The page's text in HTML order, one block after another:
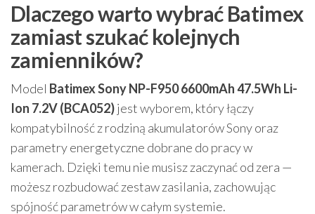
Dlaczego warto wybrać Batimex
zamiast szukać kolejnych
zamienników?
Model Batimex Sony NP-F950 6600mAh 47.5Wh Li-
Ion 7.2V (BCA052)jest wyborem, który łączy
kompatybilność z rodziną akumulatorów Sony oraz
parametry energetyczne dobrane do pracy w
kamerach. Dzięki temu nie musisz zaczynać od zera —
możesz rozbudować zestaw zasilania, zachowując
spójność parametrów w całym systemie.